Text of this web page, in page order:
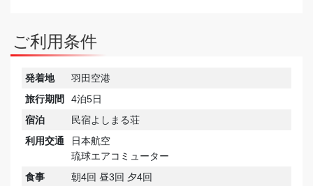
ご利用条件
発着地
羽田空港
旅行期間
4泊5日
宿泊
民宿よしまる荘
利用交通
日本航空
琉球エアコミューター
食事
朝4回 昼3回 夕4回